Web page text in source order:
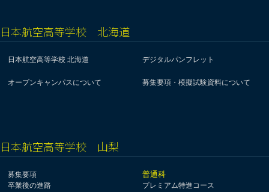
日本航空高等学校 北海道
日本航空高等学校 北海道 デジタルパンフレット
オープンキャンパスについて 募集要項・模擬試験資料について
日本航空高等学校 山梨
募集要項
卒業後の進路
普通科
プレミアム特進コース